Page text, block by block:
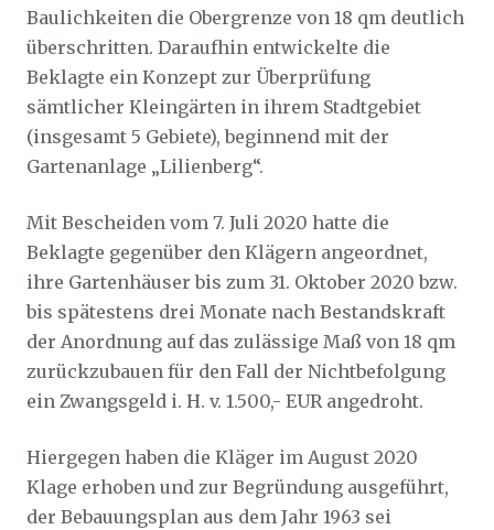
Baulichkeiten die Obergrenze von 18 qm deutlich
überschritten. Daraufhin entwickelte die
Beklagte ein Konzept zur Überprüfung
sämtlicher Kleingärten in ihrem Stadtgebiet
(insgesamt 5 Gebiete), beginnend mit der
Gartenanlage „Lilienberg“.
Mit Bescheiden vom 7. Juli 2020 hatte die
Beklagte gegenüber den Klägern angeordnet,
ihre Gartenhäuser bis zum 31. Oktober 2020 bzw.
bis spätestens drei Monate nach Bestandskraft
der Anordnung auf das zulässige Maß von 18 qm
zurückzubauen für den Fall der Nichtbefolgung
ein Zwangsgeld i. H. v. 1.500,- EUR angedroht.
Hiergegen haben die Kläger im August 2020
Klage erhoben und zur Begründung ausgeführt,
der Bebauungsplan aus dem Jahr 1963 sei